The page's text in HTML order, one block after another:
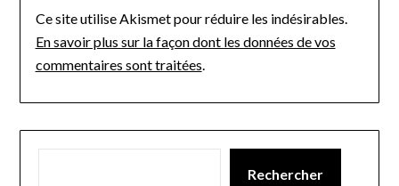
Ce site utilise Akismet pour réduire les indésirables.
En savoir plus sur la façon dont les données de vos
commentaires sont traitées.
Rechercher